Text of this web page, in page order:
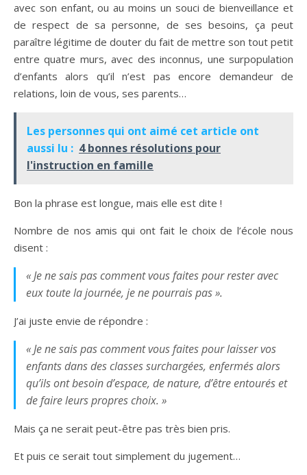
avec son enfant, ou au moins un souci de bienveillance et
de respect de sa personne, de ses besoins, ça peut
paraître légitime de douter du fait de mettre son tout petit
entre quatre murs, avec des inconnus, une surpopulation
d’enfants alors qu’il n’est pas encore demandeur de
relations, loin de vous, ses parents…
Les personnes qui ont aimé cet article ont
aussi lu : 4 bonnes résolutions pour
l'instruction en famille
Bon la phrase est longue, mais elle est dite !
Nombre de nos amis qui ont fait le choix de l’école nous
disent :
« Je ne sais pas comment vous faites pour rester avec
eux toute la journée, je ne pourrais pas ».
J’ai juste envie de répondre :
« Je ne sais pas comment vous faites pour laisser vos
enfants dans des classes surchargées, enfermés alors
qu’ils ont besoin d’espace, de nature, d’être entourés et
de faire leurs propres choix. »
Mais ça ne serait peut-être pas très bien pris.
Et puis ce serait tout simplement du jugement…